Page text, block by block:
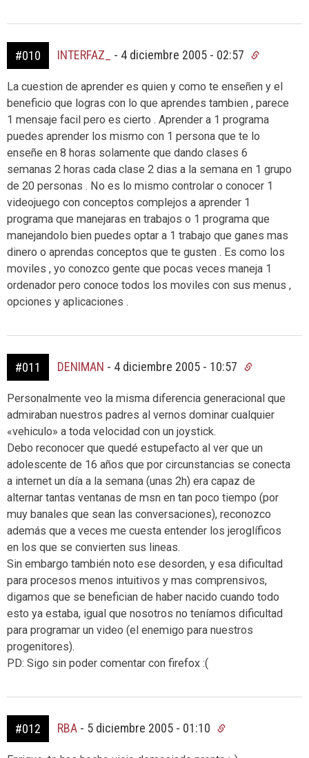
#010 INTERFAZ_ - 4 diciembre 2005 - 02:57
La cuestion de aprender es quien y como te enseñen y el
beneficio que logras con lo que aprendes tambien , parece
1 mensaje facil pero es cierto . Aprender a 1 programa
puedes aprender los mismo con 1 persona que te lo
enseñe en 8 horas solamente que dando clases 6
semanas 2 horas cada clase 2 dias a la semana en 1 grupo
de 20 personas . No es lo mismo controlar o conocer 1
videojuego con conceptos complejos a aprender 1
programa que manejaras en trabajos o 1 programa que
manejandolo bien puedes optar a 1 trabajo que ganes mas
dinero o aprendas conceptos que te gusten . Es como los
moviles , yo conozco gente que pocas veces maneja 1
ordenador pero conoce todos los moviles con sus menus ,
opciones y aplicaciones .
#011 DENIMAN - 4 diciembre 2005 - 10:57
Personalmente veo la misma diferencia generacional que
admiraban nuestros padres al vernos dominar cualquier
«vehiculo» a toda velocidad con un joystick.
Debo reconocer que quedé estupefacto al ver que un
adolescente de 16 años que por circunstancias se conecta
a internet un día a la semana (unas 2h) era capaz de
alternar tantas ventanas de msn en tan poco tiempo (por
muy banales que sean las conversaciones), reconozco
además que a veces me cuesta entender los jeroglíficos
en los que se convierten sus lineas.
Sin embargo también noto ese desorden, y esa dificultad
para procesos menos intuitivos y mas comprensivos,
digamos que se benefician de haber nacido cuando todo
esto ya estaba, igual que nosotros no teníamos dificultad
para programar un video (el enemigo para nuestros
progenitores).
PD: Sigo sin poder comentar con firefox :(
#012 RBA - 5 diciembre 2005 - 01:10